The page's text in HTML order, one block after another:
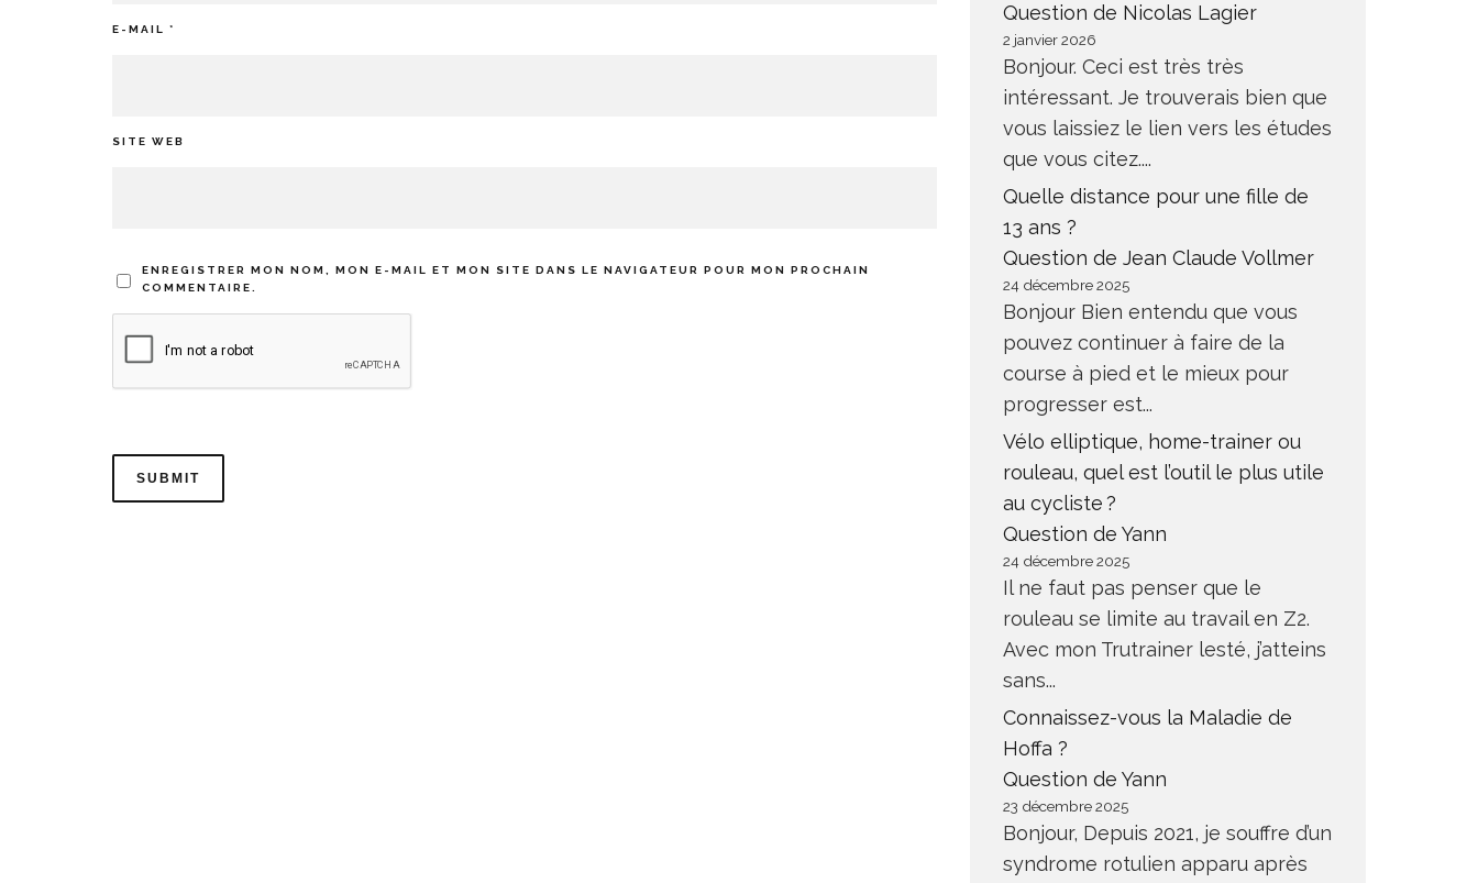
E-MAIL *
SITE WEB
ENREGISTRER MON NOM, MON E-MAIL ET MON SITE DANS LE NAVIGATEUR POUR MON PROCHAIN
COMMENTAIRE.
Question de Nicolas Lagier
2 janvier 2026
Bonjour. Ceci est très très
intéressant. Je trouverais bien que
vous laissiez le lien vers les études
que vous citez....
Quelle distance pour une fille de
13 ans ?
Question de Jean Claude Vollmer
24 décembre 2025
Bonjour Bien entendu que vous
pouvez continuer à faire de la
course à pied et le mieux pour
progresser est...
Vélo elliptique, home-trainer ou
rouleau, quel est l’outil le plus utile
au cycliste ?
Question de Yann
24 décembre 2025
Il ne faut pas penser que le
rouleau se limite au travail en Z2.
Avec mon Trutrainer lesté, j’atteins
sans...
Connaissez-vous la Maladie de
Hoffa ?
Question de Yann
23 décembre 2025
Bonjour, Depuis 2021, je souffre d’un
syndrome rotulien apparu après